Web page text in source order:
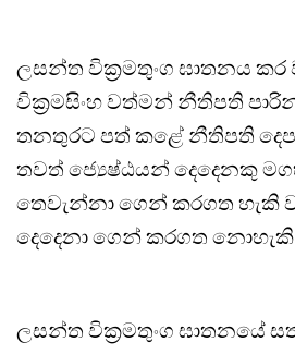
ලසන්ත වික්‍රමතුංග ඝාතනය
වික්‍රමසිංහ වත්මන් නීතිපති
තනතුරට පත් කළේ නීතිපති
තවත් ජ්‍යෙෂ්ඨයන් දෙදෙනකු
තෙවැන්නා ගෙන් කරගත හැකි
දෙදෙනා ගෙන් කරගත නොහැකි
ලසන්ත වික්‍රමතුංග ඝාතනයේ